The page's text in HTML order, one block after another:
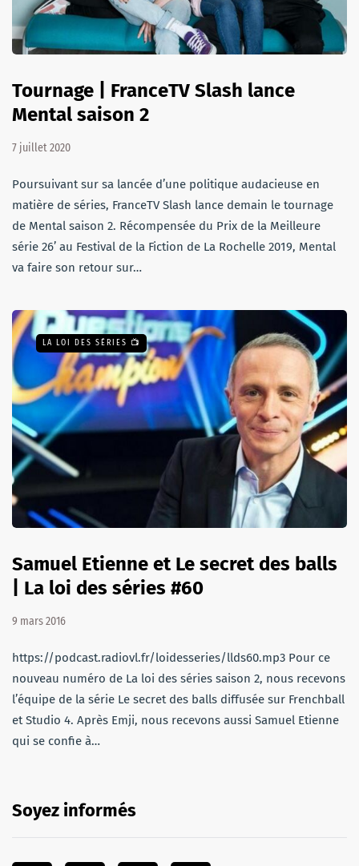
Tournage | FranceTV Slash lance
Mental saison 2
7 juillet 2020
Poursuivant sur sa lancée d’une politique audacieuse en
matière de séries, FranceTV Slash lance demain le tournage
de Mental saison 2. Récompensée du Prix de la Meilleure
série 26’ au Festival de la Fiction de La Rochelle 2019, Mental
va faire son retour sur…
LA LOI DES SÉRIES 📺
Samuel Etienne et Le secret des balls
| La loi des séries #60
9 mars 2016
https://podcast.radiovl.fr/loidesseries/llds60.mp3 Pour ce
nouveau numéro de La loi des séries saison 2, nous recevons
l’équipe de la série Le secret des balls diffusée sur Frenchball
et Studio 4. Après Emji, nous recevons aussi Samuel Etienne
qui se confie à…
Soyez informés